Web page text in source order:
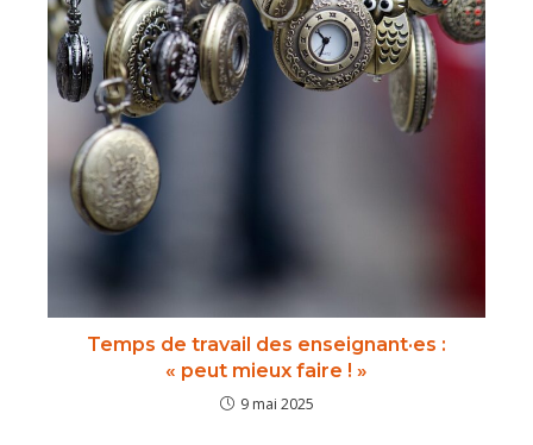
Temps de travail des enseignant·es :
« peut mieux faire ! »
9 mai 2025